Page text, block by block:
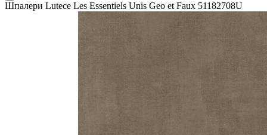
Шпалери Lutece Les Essentiels Unis Geo et Faux 51182708U